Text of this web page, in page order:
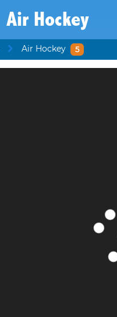
Air Hockey
Air Hockey 5